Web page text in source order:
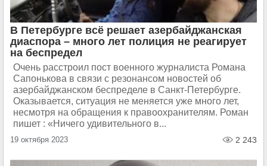
В Петербурге всё решает азербайджанская
диаспора – много лет полиция не реагирует
на беспредел
Очень расстроил пост военного журналиста Романа
Сапонькова в связи с резонансом новостей об
азербайджанском беспределе в Санкт-Петербурге.
Оказывается, ситуация не меняется уже много лет,
несмотря на обращения к правоохранителям. Роман
пишет : «Ничего удивительного в...
19 октября 2023 2 243